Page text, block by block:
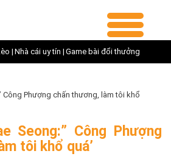
|Nhà cái uy tín | Game bài đổi thưởng
Công Phượng chấn thương, làm tôi khổ
Seong:” Công Phượng
tôi khổ quá’